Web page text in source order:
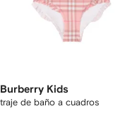
Burberry Kids
traje de baño a cuadros